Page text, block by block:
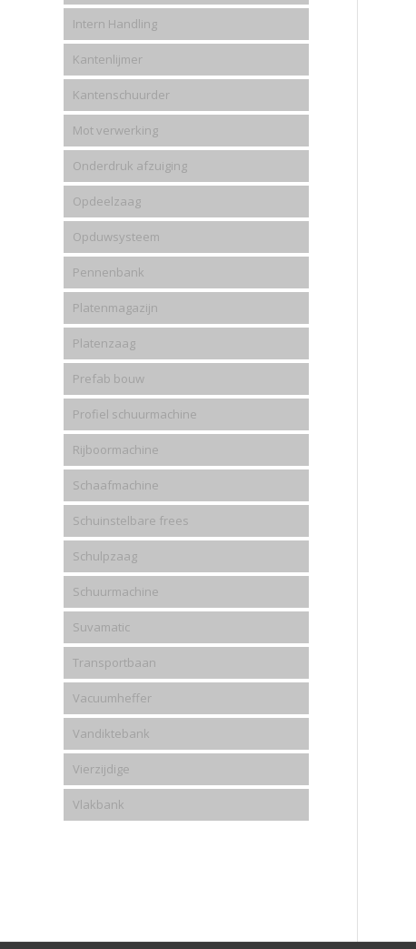
Intern Handling
Kantenlijmer
Kantenschuurder
Mot verwerking
Onderdruk afzuiging
Opdeelzaag
Opduwsysteem
Pennenbank
Platenmagazijn
Platenzaag
Prefab bouw
Profiel schuurmachine
Rijboormachine
Schaafmachine
Schuinstelbare frees
Schulpzaag
Schuurmachine
Suvamatic
Transportbaan
Vacuumheffer
Vandiktebank
Vierzijdige
Vlakbank